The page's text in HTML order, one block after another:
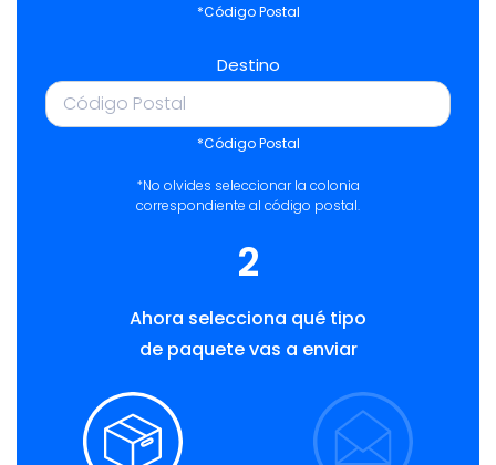
*Código Postal
Destino
*Código Postal
*No olvides seleccionar la colonia
correspondiente al código postal.
2
Ahora selecciona qué tipo
de paquete vas a enviar